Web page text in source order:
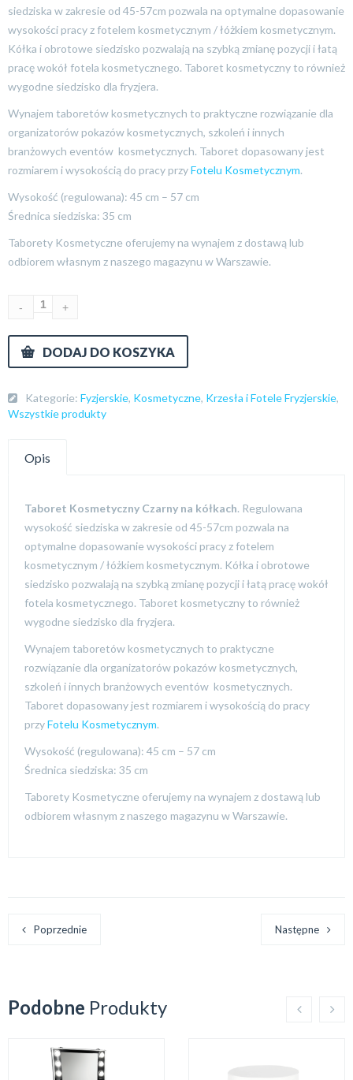
siedziska w zakresie od 45-57cm pozwala na optymalne dopasowanie
wysokości pracy z fotelem kosmetycznym / łóżkiem kosmetycznym.
Kółka i obrotowe siedzisko pozwalają na szybką zmianę pozycji i łatą
pracę wokół fotela kosmetycznego. Taboret kosmetyczny to również
wygodne siedzisko dla fryzjera.
Wynajem taboretów kosmetycznych to praktyczne rozwiązanie dla
organizatorów pokazów kosmetycznych, szkoleń i innych
branżowych eventów kosmetycznych. Taboret dopasowany jest
rozmiarem i wysokością do pracy przyFotelu Kosmetycznym.
Wysokość (regulowana): 45 cm – 57 cm
Średnica siedziska: 35 cm
Taborety Kosmetyczne oferujemy na wynajem z dostawą lub
odbiorem własnym z naszego magazynu w Warszawie.
DODAJ DO KOSZYKA
Kategorie: Fyzjerskie, Kosmetyczne, Krzesła i Fotele Fryzjerskie,
Wszystkie produkty
Opis
Taboret Kosmetyczny Czarny na kółkach. Regulowana
wysokość siedziska w zakresie od 45-57cm pozwala na
optymalne dopasowanie wysokości pracy z fotelem
kosmetycznym / łóżkiem kosmetycznym. Kółka i obrotowe
siedzisko pozwalają na szybką zmianę pozycji i łatą pracę wokół
fotela kosmetycznego. Taboret kosmetyczny to również
wygodne siedzisko dla fryzjera.
Wynajem taboretów kosmetycznych to praktyczne
rozwiązanie dla organizatorów pokazów kosmetycznych,
szkoleń i innych branżowych eventów kosmetycznych.
Taboret dopasowany jest rozmiarem i wysokością do pracy
przyFotelu Kosmetycznym.
Wysokość (regulowana): 45 cm – 57 cm
Średnica siedziska: 35 cm
Taborety Kosmetyczne oferujemy na wynajem z dostawą lub
odbiorem własnym z naszego magazynu w Warszawie.
Poprzednie Następne
Podobne Produkty